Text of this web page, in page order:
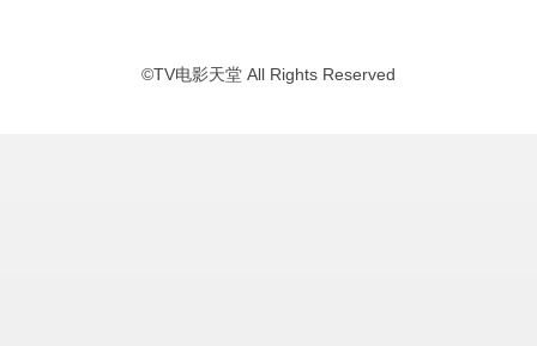
©TV电影天堂 All Rights Reserved